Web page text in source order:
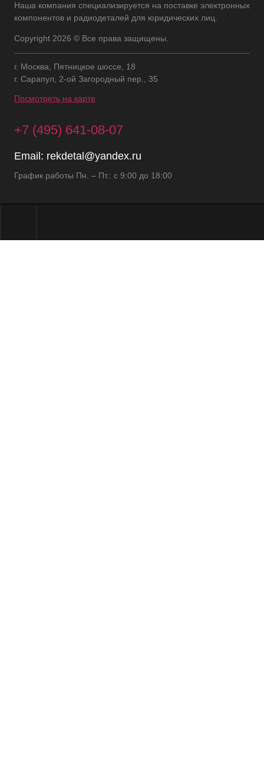
Наша компания специализируется на поставке электронных
компонентов и радиодеталей для юридических лиц.
Copyright 2026 © Все права защищены.
г. Москва, Пятницкое шоссе, 18
г. Сарапул, 2-ой Загородный пер., 35
Посмотреть на карте
+7 (495) 641-08-07
Email: rekdetal@yandex.ru
График работы Пн. – Пт.: с 9:00 до 18:00